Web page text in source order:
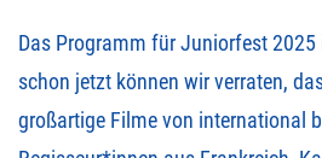
Das Programm für Juniorfest
schon jetzt können wir verraten,
großartige Filme von international